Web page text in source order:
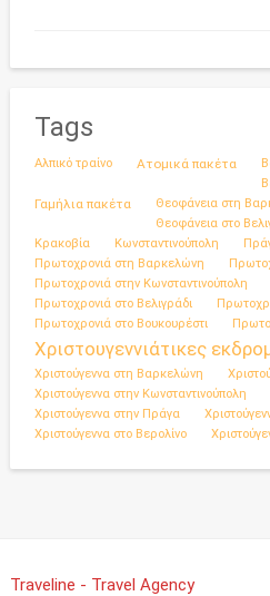
Tags
Αλπικό τραίνο Ατομικά πακέτα
Γαμήλια πακέτα
Θεοφάνεια στη
Θεοφάνεια στο
Κρακοβία
Κωνσταντινούπολη
Πρωτοχρονιά στη Βαρκελώνη
Πρωτοχρονιά στην Κωνσταντινούπολη
Πρωτοχρονιά στο Βελιγράδι
Πρωτοχρονιά στο Βουκουρέστι
Χριστουγεννιάτικες
Χριστούγεννα στη Βαρκελώνη
Χριστούγεννα στην Κωνσταντινούπολη
Χριστούγεννα στην Πράγα
Χριστούγεννα στο Βερολίνο
Traveline - Travel Agency